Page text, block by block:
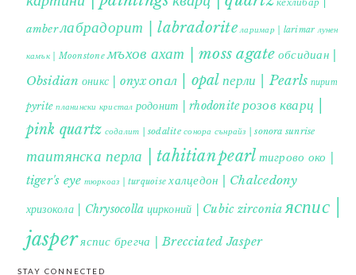
amberлабрадорит | labradorite ларимар | larimar лунен
камък | Moonstone мъхов ахат | moss agate обсидиан |
Obsidian оникс | onyxопал | opal перли | Pearls пирит |
pyrite планински кристал родонит | rhodonite розов кварц |
pink quartz содалит | sodalite сонора сънрайз | sonora sunrise
таитянска перла | tahitian pearl тигрово око |
tiger's eye тюркоаз | turquoise халцедон | Chalcedony
хризокола | Chrysocolla цирконий | Cubic zirconia яспис |
jasperяспис брегча | Brecciated Jasper
STAY CONNECTED